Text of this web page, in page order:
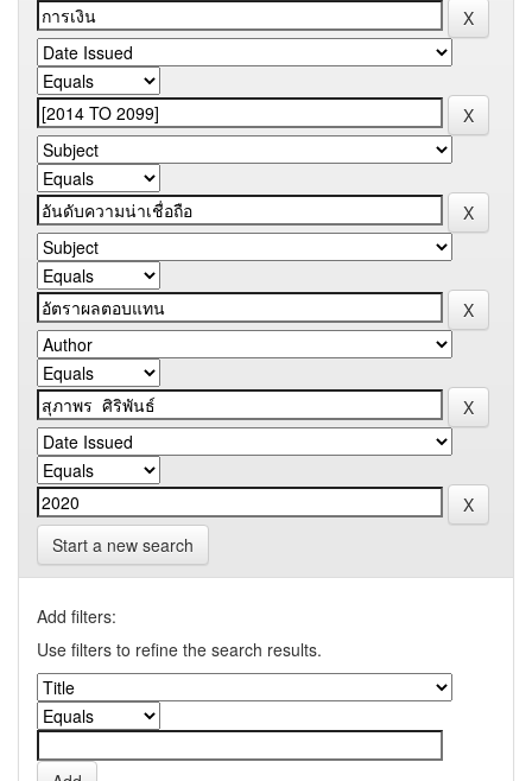
Start a new search
Add filters:
Use filters to refine the search results.